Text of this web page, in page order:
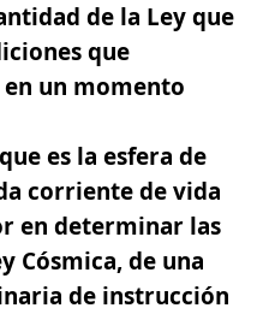
de la Ley que
que
un momento
que es la esfera de
corriente de vida
en determinar las
Cósmica, de una
de instrucción